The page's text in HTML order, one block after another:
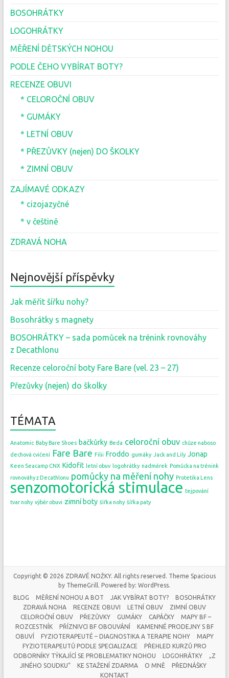
BOSOHRÁTKY
LOGOHRÁTKY
MĚŘENÍ DĚTSKÝCH NOHOU
PODLE ČEHO VYBÍRAT BOTY?
RECENZE OBUVI
* CELOROČNÍ OBUV
* GUMÁKY
* LETNÍ OBUV
* PŘEZŮVKY (nejen) DO ŠKOLKY
* ZIMNÍ OBUV
ZAJÍMAVÉ ODKAZY
* cizojazyčné
* v češtině
ZDRAVÁ NOHA
Nejnovější příspěvky
Jak měřit šířku nohy?
Bosohrátky s magnety
BOSOHRÁTKY – sada pomůcek na trénink rovnováhy
z Decathlonu
Recenze celoroční boty Fare Bare (vel. 23 – 27)
Přezůvky (nejen) do školky
TÉMATA
Anatomic Baby Bare Shoes bačkůrky Beda celoroční obuv chůze naboso
dechová cvičení Fare Bare Filii Froddo gumáky Jack and Lily Jonap
Keen Seacamp CNX Kidofit letní obuv logohrátky nadměrek Pomůcka na trénink
rovnováhy z Decathlonu pomůcky na měření nohy Protetika Lens
senzomotorická stimulace tejpování
tvar nohy výběr obuvi zimní boty šířka nohy šířka paty
Copyright © 2026 ZDRAVÉ NOŽKY. All rights reserved. Theme Spacious
by ThemeGrill. Powered by:WordPress.
BLOG
MĚŘENÍ NOHOU A BOT JAK VYBÍRAT BOTY?
BOSOHRÁTKY
ZDRAVÁ NOHA
RECENZE OBUVI LETNÍ OBUV
ZIMNÍ OBUV
CELOROČNÍ OBUV
PŘEZŮVKY GUMÁKY CAPÁČKY
MAPY BF –
ROZCESTNÍK
PŘÍZNIVCI BF OBOUVÁNÍ
KAMENNÉ PRODEJNY S BF
OBUVÍ
FYZIOTERAPEUTÉ – DIAGNOSTIKA A TERAPIE NOHY
MAPY
FYZIOTERAPEUTŮ PODLE SPECIALIZACE
PŘEHLED KURZŮ PRO
ODBORNÍKY TÝKAJÍCÍ SE PROBLEMATIKY NOHOU
LOGOHRÁTKY
„Z
JINÉHO SOUDKU“
KE STAŽENÍ ZDARMA O MNĚ
PŘEDNÁŠKY
KONTAKT